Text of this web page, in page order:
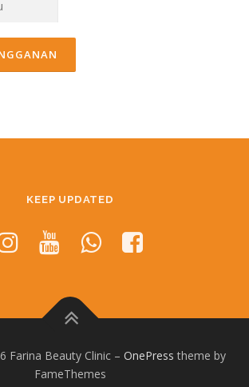
KEEP UPDATED
Farina Beauty Clinic – OnePress theme by
FameThemes